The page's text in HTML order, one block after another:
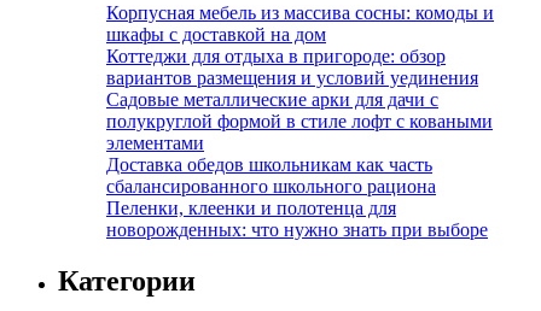
Корпусная мебель из массива сосны: комоды и
шкафы с доставкой на дом
Коттеджи для отдыха в пригороде: обзор
вариантов размещения и условий уединения
Садовые металлические арки для дачи с
полукруглой формой в стиле лофт с коваными
элементами
Доставка обедов школьникам как часть
сбалансированного школьного рациона
Пеленки, клеенки и полотенца для
новорожденных: что нужно знать при выборе
Категории